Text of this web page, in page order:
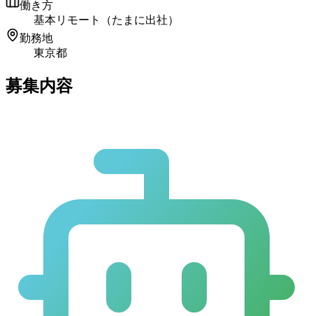
働き方
基本リモート（たまに出社）
勤務地
東京都
募集内容